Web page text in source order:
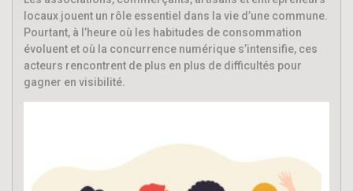
locaux jouent un rôle essentiel dans la vie d’une commune.
Pourtant, à l’heure où les habitudes de consommation
évoluent et où la concurrence numérique s’intensifie, ces
acteurs rencontrent de plus en plus de difficultés pour
gagner en visibilité.